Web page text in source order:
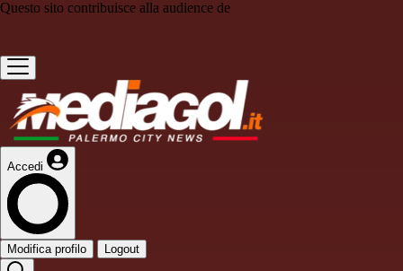
Questo sito contribuisce alla audience de
Accedi
Modifica profilo Logout